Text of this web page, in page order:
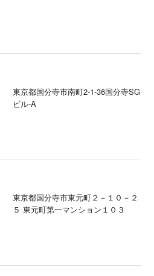
東京都国分寺市南町2-1-36国分寺SG
ビル‐A
東京都国分寺市東元町２－１０－２
５ 東元町第一マンション１０３